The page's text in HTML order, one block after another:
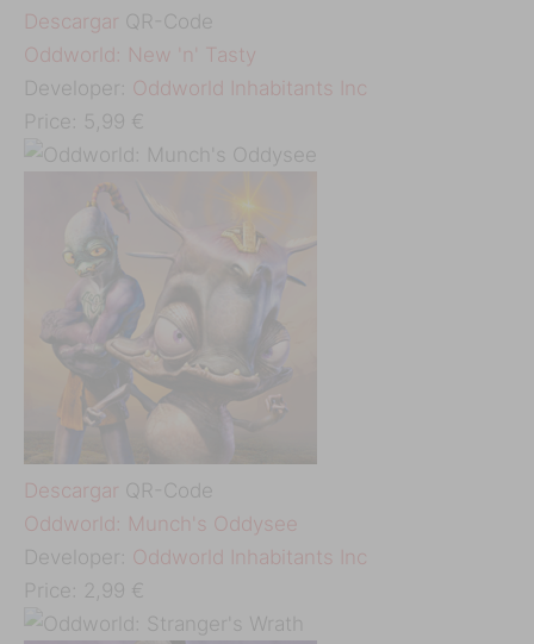
Descargar QR-Code
‎Oddworld: New 'n' Tasty
Developer: Oddworld Inhabitants Inc
Price: 5,99 €
Descargar QR-Code
‎Oddworld: Munch's Oddysee
Developer: Oddworld Inhabitants Inc
Price: 2,99 €